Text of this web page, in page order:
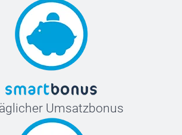
Umsatzbonus